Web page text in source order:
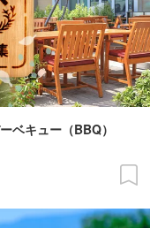
ベキュー（BBQ）